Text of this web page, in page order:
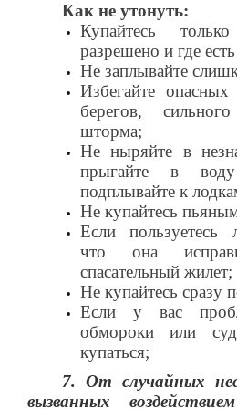
Как не утонуть:
Купайтесь
разрешено и где есть
Не заплывайте
Избегайте
берегов,
шторма;
Не ныряйте в
прыгайте в
подплывайте к
Не купайтесь
Если пользуетесь
что она
спасательный жилет;
Не купайтесь сразу
Если у вас
обмороки или
купаться;
7. От случайных
вызванных